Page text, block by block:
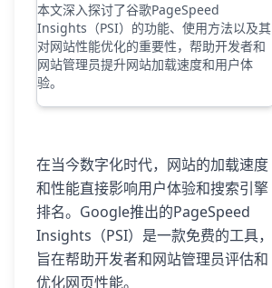
本文深入探讨了谷歌PageSpeed
Insights（PSI）的功能、使用方法以及其
对网站性能优化的重要性，帮助开发者和
网站管理员提升网站加载速度和用户体
验。
在当今数字化时代，网站的加载速度
和性能直接影响用户体验和搜索引擎
排名。Google推出的PageSpeed
Insights（PSI）是一款免费的工具，
旨在帮助开发者和网站管理员评估和
优化网页性能。